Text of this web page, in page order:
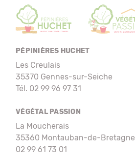
PÉPINIÈRES HUCHET
Les Creulais
35370 Gennes-sur-Seiche
Tél. 02 99 96 97 31
VÉGÉTAL PASSION
La Moucherais
35360 Montauban-de-Bretagne
02 99 61 73 01